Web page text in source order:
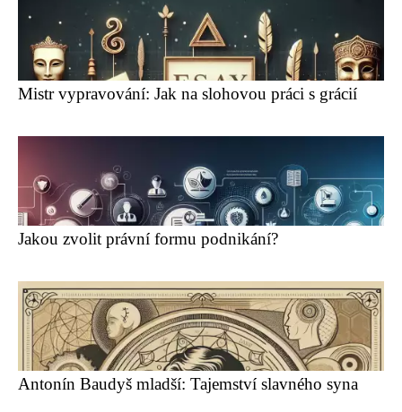
Mistr vypravování: Jak na slohovou práci s grácií
Jakou zvolit právní formu podnikání?
Antonín Baudyš mladší: Tajemství slavného syna